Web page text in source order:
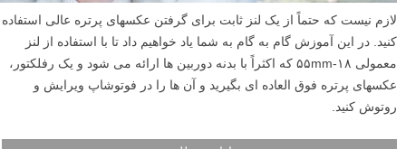
لازم نیست که حتماً از یک لنز ثابت برای گرفتن عکسهای پرتره عالی استفاده
کنید. در این آموزش گام به گام به شما یاد خواهیم داد تا با استفاده از لنز
معمولی ۱۸-۵۵mm که اکثراً با بدنه دوربین ها ارائه می شود و یک رفلکتور،
عکسهای پرتره فوق العاده ای بگیرید و آن ها را در فوتوشاپ ویرایش و
روتوش کنید.